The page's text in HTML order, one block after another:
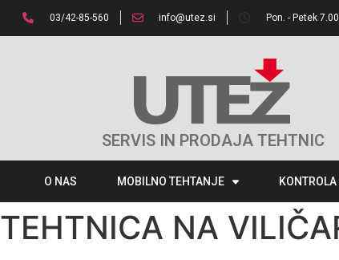
03/42-85-560 info@utez.si Pon. - Petek
SERVIS IN PRODAJA TEHTNIC
O NAS MOBILNO TEHTANJE
TEHTNICA NA